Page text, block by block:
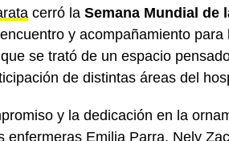
cerró la Semana Mundial de
y acompañamiento para
se trató de un espacio
de distintas áreas del
y la dedicación en la
Emilia Parra, Nely